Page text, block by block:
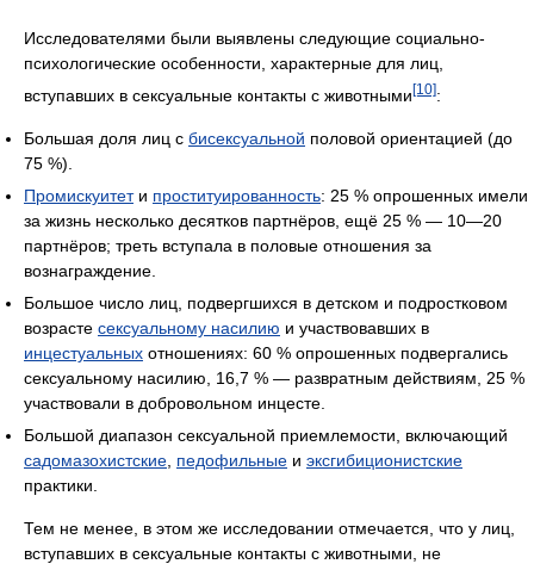
Исследователями были выявлены следующие социально-
психологические особенности, характерные для лиц,
вступавших в сексуальные контакты с животными[10]:
Большая доля лиц с бисексуальной половой ориентацией (до
75 %).
Промискуитети проституированность: 25 % опрошенных имели
за жизнь несколько десятков партнёров, ещё 25 % — 10—20
партнёров; треть вступала в половые отношения за
вознаграждение.
Большое число лиц, подвергшихся в детском и подростковом
возрасте сексуальному насилию и участвовавших в
инцестуальных отношениях: 60 % опрошенных подвергались
сексуальному насилию, 16,7 % — развратным действиям, 25 %
участвовали в добровольном инцесте.
Большой диапазон сексуальной приемлемости, включающий
садомазохистские педофильные и эксгибиционистские
практики.
Тем не менее, в этом же исследовании отмечается, что у лиц,
вступавших в сексуальные контакты с животными, не